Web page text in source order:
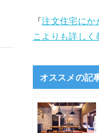
『注文住宅にか
こよりも詳しく
オススメの記